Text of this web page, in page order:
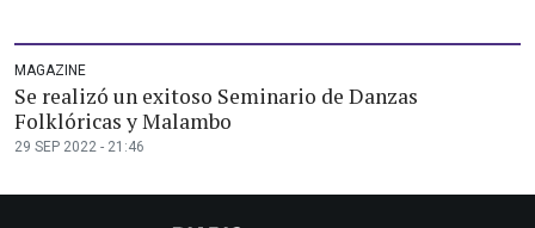
MAGAZINE
Se realizó un exitoso Seminario de Danzas
Folklóricas y Malambo
29 SEP 2022 - 21:46